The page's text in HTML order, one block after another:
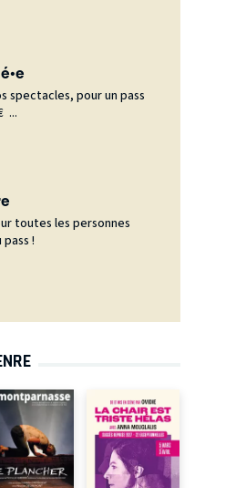
spectacles, pour un pass
...
toutes les personnes
!